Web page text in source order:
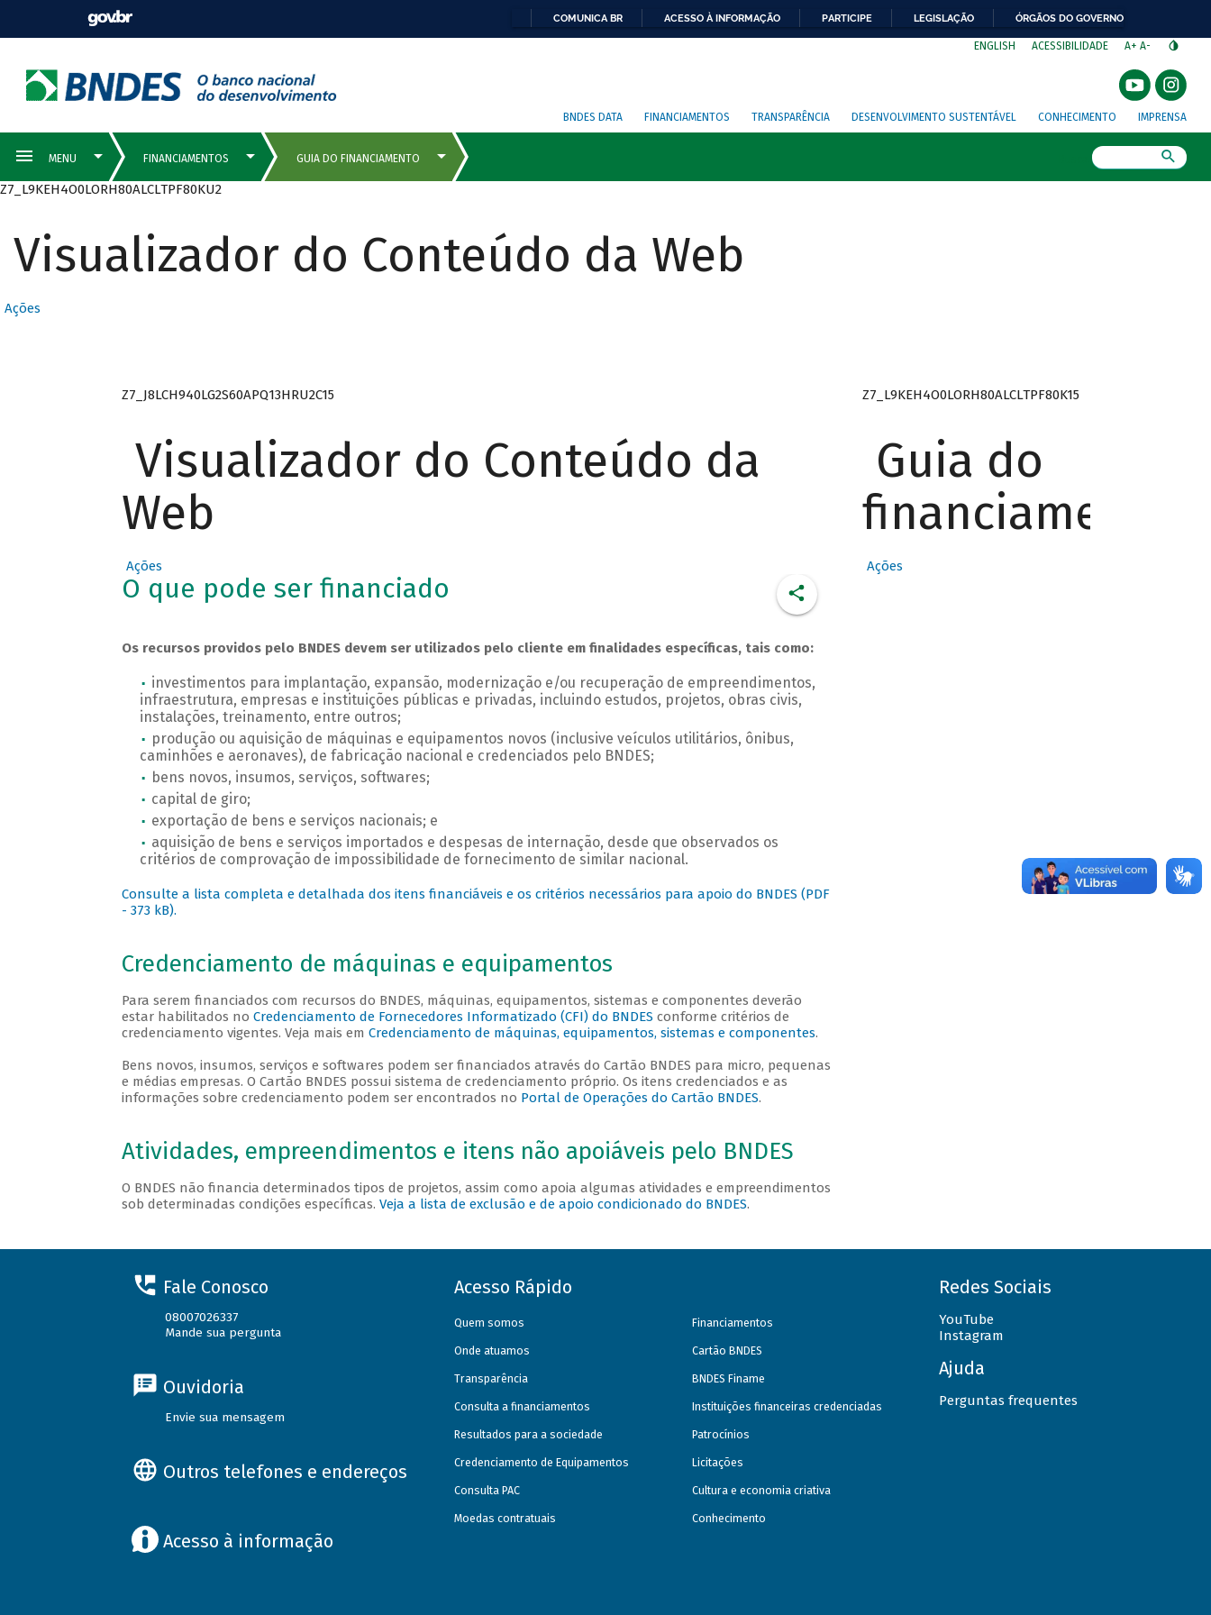
COMUNICA BR ACESSO À INFORMAÇÃO PARTICIPE LEGISLAÇÃO ÓRGÃOS DO GOVERNO
ENGLISH ACESSIBILIDADE A+ A-
BNDES DATA FINANCIAMENTOS TRANSPARÊNCIA DESENVOLVIMENTO SUSTENTÁVEL CONHECIMENTO IMPRENSA
Z7_L9KEH4O0LORH80ALCLTPF80KU2
Visualizador do Conteúdo da Web
Ações
Z7_J8LCH940LG2S60APQ13HRU2C15
Visualizador do Conteúdo da
Web
Ações
O que pode ser financiado
Os recursos providos pelo BNDES devem ser utilizados pelo cliente em finalidades específicas, tais como:
investimentos para implantação, expansão, modernização e/ou recuperação de empreendimentos,
infraestrutura, empresas e instituições públicas e privadas, incluindo estudos, projetos, obras civis,
instalações, treinamento, entre outros;
produção ou aquisição de máquinas e equipamentos novos (inclusive veículos utilitários, ônibus,
caminhões e aeronaves), de fabricação nacional e credenciados pelo BNDES;
bens novos, insumos, serviços, softwares;
capital de giro;
exportação de bens e serviços nacionais; e
aquisição de bens e serviços importados e despesas de internação, desde que observados os
critérios de comprovação de impossibilidade de fornecimento de similar nacional.
Consulte a lista completa e detalhada dos itens financiáveis e os critérios necessários para apoio do BNDES (PDF
- 373 kB).
Credenciamento de máquinas e equipamentos
Para serem financiados com recursos do BNDES, máquinas, equipamentos, sistemas e componentes deverão
estar habilitados no Credenciamento de Fornecedores Informatizado (CFI) do BNDES conforme critérios de
credenciamento vigentes. Veja mais em Credenciamento de máquinas, equipamentos, sistemas e componentes.
Bens novos, insumos, serviços e softwares podem ser financiados através do Cartão BNDES para micro, pequenas
e médias empresas. O Cartão BNDES possui sistema de credenciamento próprio. Os itens credenciados e as
informações sobre credenciamento podem ser encontrados no Portal de Operações do Cartão BNDES.
Atividades, empreendimentos e itens não apoiáveis pelo BNDES
O BNDES não financia determinados tipos de projetos, assim como apoia algumas atividades e empreendimentos
sob determinadas condições específicas. Veja a lista de exclusão e de apoio condicionado do BNDES.
Z7_L9KEH4O0LORH80ALCLTPF80K15
Guia do
financiamento
Ações
Fale Conosco
08007026337
Mande sua pergunta
Ouvidoria
Envie sua mensagem
Outros telefones e endereços
Acesso à informação
Acesso Rápido
Quem somos
Onde atuamos
Transparência
Consulta a financiamentos
Resultados para a sociedade
Credenciamento de Equipamentos
Consulta PAC
Moedas contratuais
Financiamentos
Cartão BNDES
BNDES Finame
Instituições financeiras credenciadas
Patrocínios
Licitações
Cultura e economia criativa
Conhecimento
Redes Sociais
YouTube
Instagram
Ajuda
Perguntas frequentes